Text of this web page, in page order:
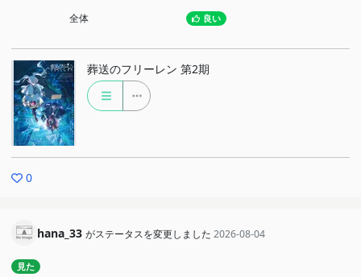
全体 良い
葬送のフリーレン 第2期
0
hana_33 がステータスを変更しました 2026-08-04
見た